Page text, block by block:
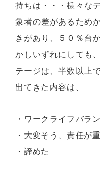
持ちは・・・様々な
象者の差があるため
きがあり、５０％台
かしいずれにしても
テージは、半数以上
出てきた内容は、
・ワークライフバラ
・大変そう、責任が
・諦めた